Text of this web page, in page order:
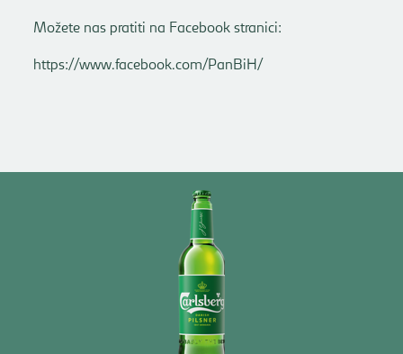
Možete nas pratiti na Facebook stranici:
https://www.facebook.com/PanBiH/